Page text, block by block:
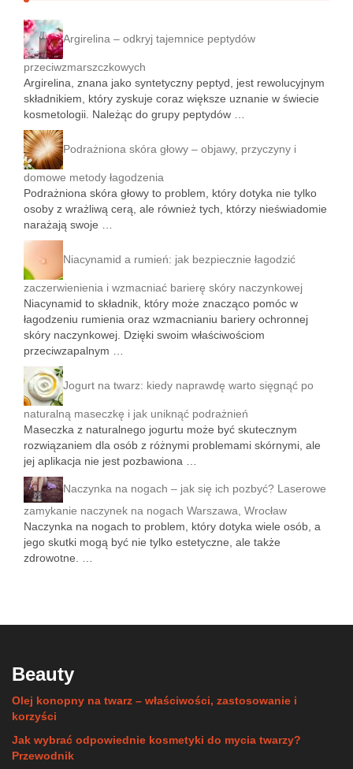
Argirelina – odkryj tajemnice peptydów
przeciwzmarszczkowych
Argirelina, znana jako syntetyczny peptyd, jest rewolucyjnym
składnikiem, który zyskuje coraz większe uznanie w świecie
kosmetologii. Należąc do grupy peptydów …
Podrażniona skóra głowy – objawy, przyczyny i
domowe metody łagodzenia
Podrażniona skóra głowy to problem, który dotyka nie tylko
osoby z wrażliwą cerą, ale również tych, którzy nieświadomie
narażają swoje …
Niacynamid a rumień: jak bezpiecznie łagodzić
zaczerwienienia i wzmacniać barierę skóry naczynkowej
Niacynamid to składnik, który może znacząco pomóc w
łagodzeniu rumienia oraz wzmacnianiu bariery ochronnej
skóry naczynkowej. Dzięki swoim właściwościom
przeciwzapalnym …
Jogurt na twarz: kiedy naprawdę warto sięgnąć po
naturalną maseczkę i jak uniknąć podrażnień
Maseczka z naturalnego jogurtu może być skutecznym
rozwiązaniem dla osób z różnymi problemami skórnymi, ale
jej aplikacja nie jest pozbawiona …
Naczynka na nogach – jak się ich pozbyć? Laserowe
zamykanie naczynek na nogach Warszawa, Wrocław
Naczynka na nogach to problem, który dotyka wiele osób, a
jego skutki mogą być nie tylko estetyczne, ale także
zdrowotne. …
Beauty
Olej konopny na twarz – właściwości, zastosowanie i
korzyści
Jak wybrać odpowiednie kosmetyki do mycia twarzy?
Przewodnik